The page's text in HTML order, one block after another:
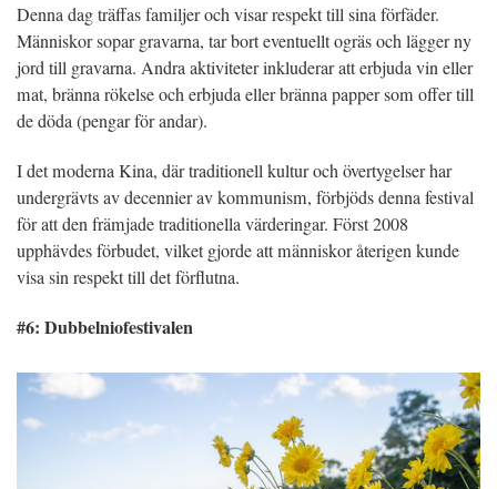
Denna dag träffas familjer och visar respekt till sina förfäder.
Människor sopar gravarna, tar bort eventuellt ogräs och lägger ny
jord till gravarna. Andra aktiviteter inkluderar att erbjuda vin eller
mat, bränna rökelse och erbjuda eller bränna papper som offer till
de döda (pengar för andar).
I det moderna Kina, där traditionell kultur och övertygelser har
undergrävts av decennier av kommunism, förbjöds denna festival
för att den främjade traditionella värderingar. Först 2008
upphävdes förbudet, vilket gjorde att människor återigen kunde
visa sin respekt till det förflutna.
#6: Dubbelniofestivalen